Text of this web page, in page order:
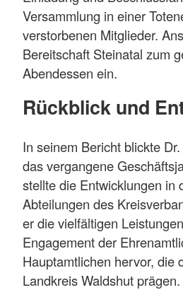
Versammlung in einer
verstorbenen Mitglieder.
Bereitschaft Steinatal zum
Abendessen ein.
Rückblick und
In seinem Bericht blickte
das vergangene
stellte die Entwicklungen in
Abteilungen des
er die vielfältigen
Engagement der
Hauptamtlichen hervor, die
Landkreis Waldshut prägen.